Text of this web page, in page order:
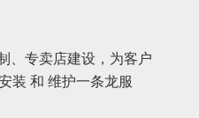
、专卖店建设，为客户
装 和 维护一条龙服